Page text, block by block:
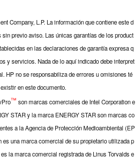
Company, L.P. La información que contiene este d
previo aviso. Las únicas garantías de los product
en las declaraciones de garantía expresa q
y servicios. Nada de lo aquí indicado debe interpret
HP no se responsabiliza de errores u omisiones té
en este documento.
™ son marcas comerciales de Intel Corporation e
STAR y la marca ENERGY STAR son marcas co
a la Agencia de Protección Medioambiental (EP
es una marca comercial de su propietario utilizada p
es la marca comercial registrada de Linus Torvalds e